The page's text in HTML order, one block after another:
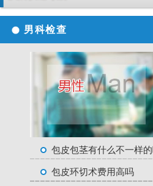
男科检查
包皮包茎有什么不一样
包皮环切术费用高吗